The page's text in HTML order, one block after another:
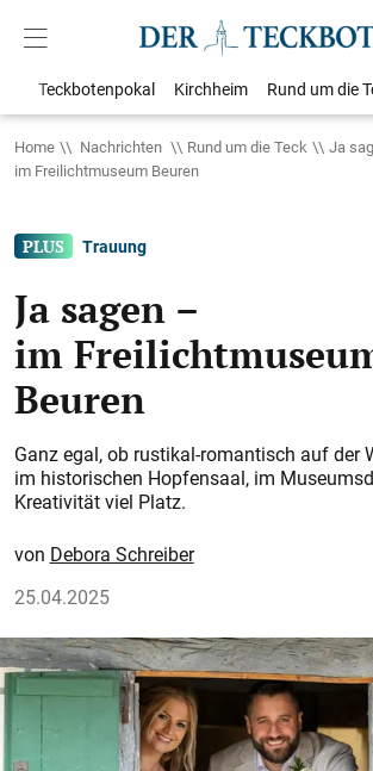
Teckbotenpokal Kirchheim Rund um die
Home Nachrichten Rund um die Teck
Ja
im Freilichtmuseum Beuren
Trauung
Ja sagen –
im
Beuren
Ganz egal, ob rustikal-romantisch auf der
im historischen Hopfensaal, im
Kreativität viel Platz.
Debora Schreiber
25.04.2025